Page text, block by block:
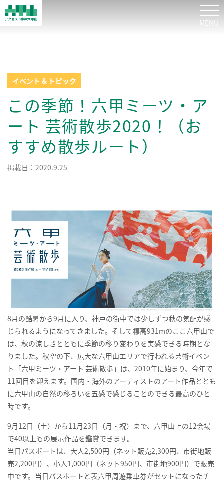
イベント & トピック
この季節！六甲ミーツ・ア
ート 芸術散歩2020！（お
すすめ散歩ルート）
掲載日：2020.9.25
8月の酷暑から9月に入り、神戸の街中では少しずつ秋の気配が感
じられるようになってきました。そして標高931mのここ六甲山で
は、秋の涼しさとともに季節の移り変わりを実感できる時期とな
りました。秋空の下、広大な六甲山エリアで行われる芸術イベン
ト「六甲ミーツ・アート 芸術散歩」は、 2010年に始まり、今年で
11 回目を迎えます。国内・海外のアーティストのアート作品ととも
に六甲山の自然の移ろいを五感で感じることのできる最高のひと
時です。
9月12日（土）から11 月23日（月・祝）まで、六甲山上の12会場
で40以上もの展示作品を鑑賞できます。
当日パスポートは、大人2,500円（ネット販売2,300円、市街地販
売2,200円）、小人 1,000円（ネット950円、市街地900円）で販売
中です。当日パスポートと表六甲周遊乗車券がセットになったチ